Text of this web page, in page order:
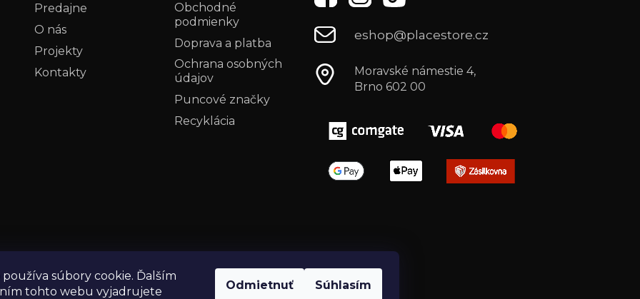
súbory cookie. Ďalším
tohto webu vyjadrujete
Odmietnuť Súhlasím
Predajne
O nás
Projekty
Kontakty
Obchodné
podmienky
Doprava a platba
Ochrana osobných
údajov
Puncové značky
Recyklácia
eshop@placestore.cz
Moravské námestie 4,
Brno 602 00